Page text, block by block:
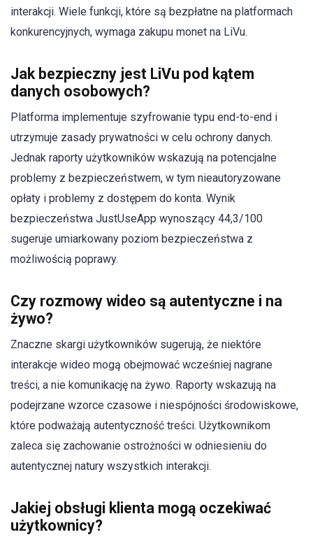
interakcji. Wiele funkcji, które są bezpłatne na platformach
konkurencyjnych, wymaga zakupu monet na LiVu.
Jak bezpieczny jest LiVu pod kątem
danych osobowych?
Platforma implementuje szyfrowanie typu end-to-end i
utrzymuje zasady prywatności w celu ochrony danych.
Jednak raporty użytkowników wskazują na potencjalne
problemy z bezpieczeństwem, w tym nieautoryzowane
opłaty i problemy z dostępem do konta. Wynik
bezpieczeństwa JustUseApp wynoszący 44,3/100
sugeruje umiarkowany poziom bezpieczeństwa z
możliwością poprawy.
Czy rozmowy wideo są autentyczne i na
żywo?
Znaczne skargi użytkowników sugerują, że niektóre
interakcje wideo mogą obejmować wcześniej nagrane
treści, a nie komunikację na żywo. Raporty wskazują na
podejrzane wzorce czasowe i niespójności środowiskowe,
które podważają autentyczność treści. Użytkownikom
zaleca się zachowanie ostrożności w odniesieniu do
autentycznej natury wszystkich interakcji.
Jakiej obsługi klienta mogą oczekiwać
użytkownicy?